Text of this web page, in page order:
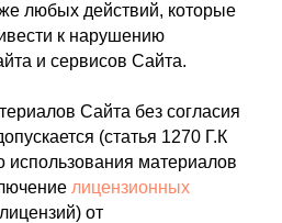
любых действий, которые
к нарушению
и сервисов Сайта.
Сайта без согласия
(статья 1270 Г.К
материалов
лицензионных
от